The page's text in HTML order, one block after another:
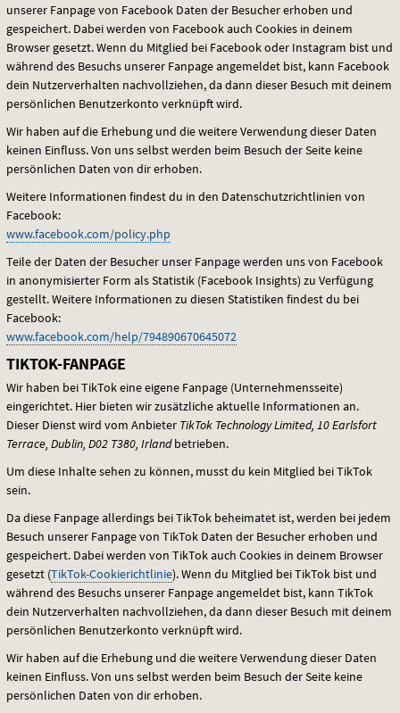
unserer Fanpage von Facebook Daten der Besucher erhoben und
gespeichert. Dabei werden von Facebook auch Cookies in deinem
Browser gesetzt. Wenn du Mitglied bei Facebook oder Instagram bist und
während des Besuchs unserer Fanpage angemeldet bist, kann Facebook
dein Nutzerverhalten nachvollziehen, da dann dieser Besuch mit deinem
persönlichen Benutzerkonto verknüpft wird.
Wir haben auf die Erhebung und die weitere Verwendung dieser Daten
keinen Einfluss. Von uns selbst werden beim Besuch der Seite keine
persönlichen Daten von dir erhoben.
Weitere Informationen findest du in den Datenschutzrichtlinien von
Facebook:
www.facebook.com/policy.php
Teile der Daten der Besucher unser Fanpage werden uns von Facebook
in anonymisierter Form als Statistik (Facebook Insights) zu Verfügung
gestellt. Weitere Informationen zu diesen Statistiken findest du bei
Facebook:
www.facebook.com/help/794890670645072
TIKTOK-FANPAGE
Wir haben bei TikTok eine eigene Fanpage (Unternehmensseite)
eingerichtet. Hier bieten wir zusätzliche aktuelle Informationen an.
Dieser Dienst wird vom Anbieter TikTok Technology Limited, 10 Earlsfort
Terrace, Dublin, D02 T380, Irlandbetrieben.
Um diese Inhalte sehen zu können, musst du kein Mitglied bei TikTok
sein.
Da diese Fanpage allerdings bei TikTok beheimatet ist, werden bei jedem
Besuch unserer Fanpage von TikTok Daten der Besucher erhoben und
gespeichert. Dabei werden von TikTok auch Cookies in deinem Browser
gesetzt (TikTok-Cookierichtlinie). Wenn du Mitglied bei TikTok bist und
während des Besuchs unserer Fanpage angemeldet bist, kann TikTok
dein Nutzerverhalten nachvollziehen, da dann dieser Besuch mit deinem
persönlichen Benutzerkonto verknüpft wird.
Wir haben auf die Erhebung und die weitere Verwendung dieser Daten
keinen Einfluss. Von uns selbst werden beim Besuch der Seite keine
persönlichen Daten von dir erhoben.